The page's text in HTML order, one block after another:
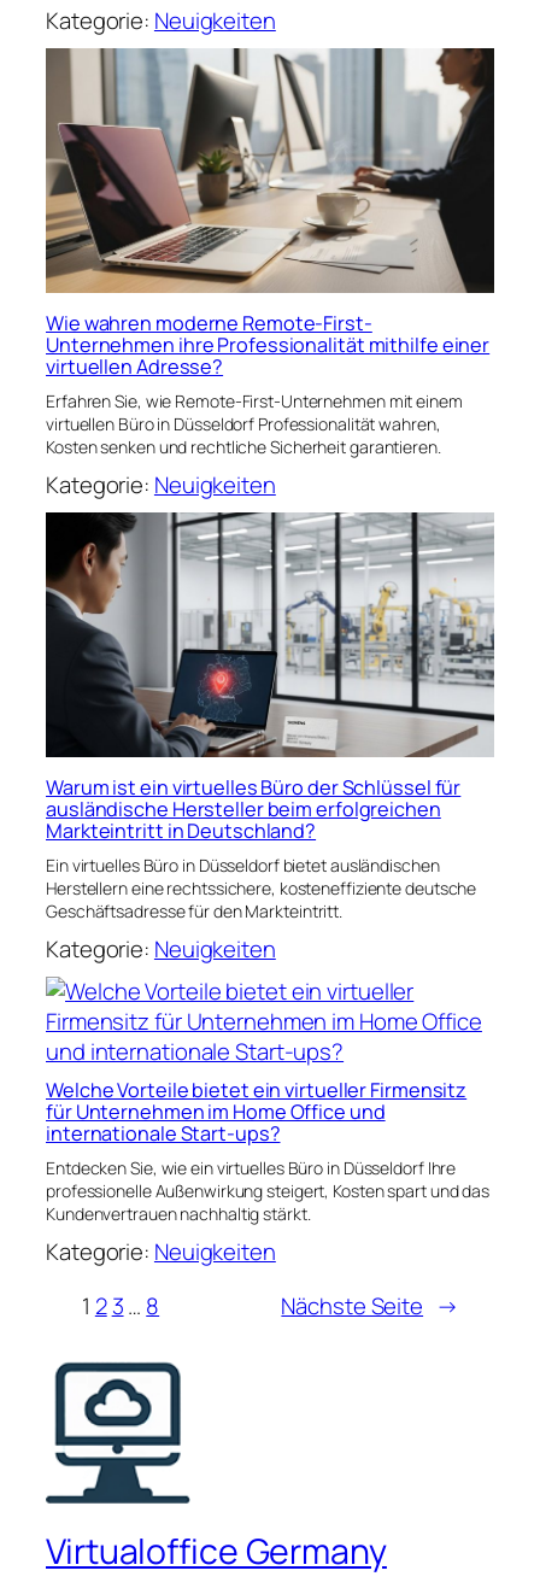
Kategorie: Neuigkeiten
Wie wahren moderne Remote-First-
Unternehmen ihre Professionalität mithilfe einer
virtuellen Adresse?
Erfahren Sie, wie Remote-First-Unternehmen mit einem
virtuellen Büro in Düsseldorf Professionalität wahren,
Kosten senken und rechtliche Sicherheit garantieren.
Kategorie: Neuigkeiten
Warum ist ein virtuelles Büro der Schlüssel für
ausländische Hersteller beim erfolgreichen
Markteintritt in Deutschland?
Ein virtuelles Büro in Düsseldorf bietet ausländischen
Herstellern eine rechtssichere, kosteneffiziente deutsche
Geschäftsadresse für den Markteintritt.
Kategorie: Neuigkeiten
Welche Vorteile bietet ein virtueller Firmensitz
für Unternehmen im Home Office und
internationale Start-ups?
Entdecken Sie, wie ein virtuelles Büro in Düsseldorf Ihre
professionelle Außenwirkung steigert, Kosten spart und das
Kundenvertrauen nachhaltig stärkt.
Kategorie: Neuigkeiten
1 2 3… 8 Nächste Seite →
Virtualoffice Germany